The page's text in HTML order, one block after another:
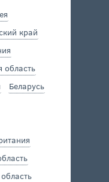
край
область
Беларусь